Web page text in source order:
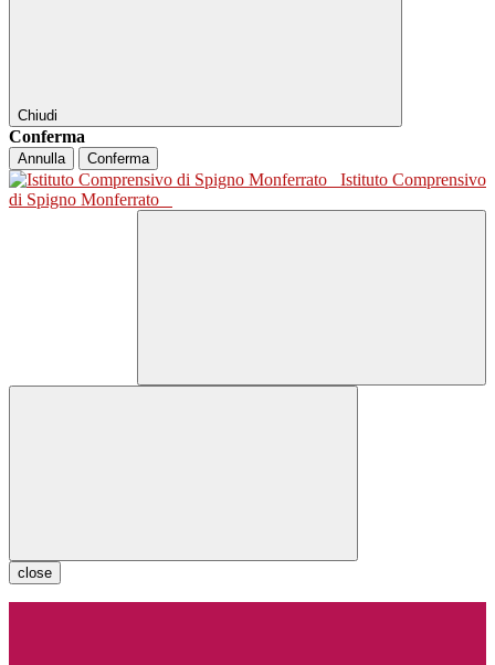
Chiudi
Conferma
Annulla Conferma
Istituto Comprensivo
di Spigno Monferrato
close